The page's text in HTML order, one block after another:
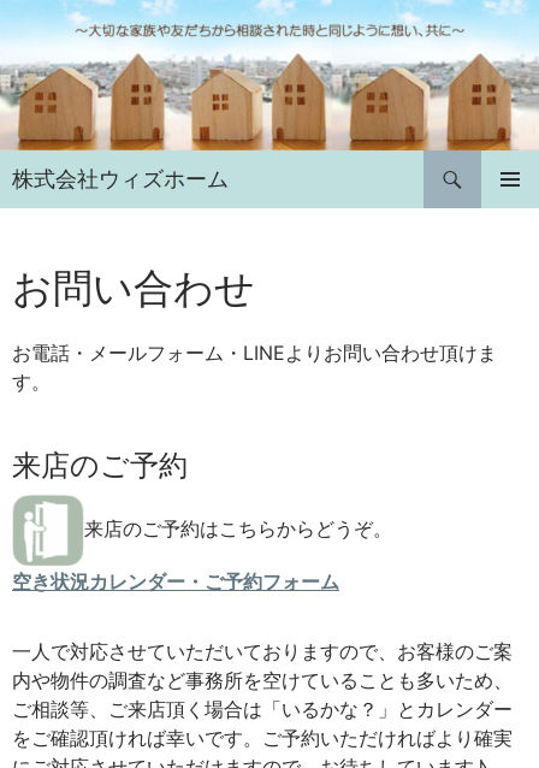
ン
テ
ン
ツ
へ
ス
キ
株式会社ウィズホーム
検
索
お問い合わせ
お電話・メールフォーム・LINEよりお問い合わせ頂けま
す。
来店のご予約
来店のご予約はこちらからどうぞ。
空き状況カレンダー・ご予約フォーム
一人で対応させていただいておりますので、お客様のご案
内や物件の調査など事務所を空けていることも多いため、
ご相談等、ご来店頂く場合は「いるかな？」とカレンダー
をご確認頂ければ幸いです。ご予約いただければより確実